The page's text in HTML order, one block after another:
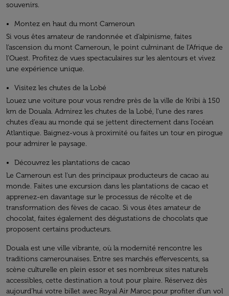
souvenirs.
Montez en haut du mont Cameroun
Si vous êtes amateur de randonnée et d’alpinisme, faites
l’ascension du mont Cameroun, le point culminant de l’Afrique de
l’Ouest. Profitez de vues spectaculaires sur les alentours et vivez
une expérience unique.
Visitez les chutes de la Lobé
Louez une voiture pour vous rendre près de la ville de Kribi à 150
km de Douala. Admirez les chutes de la Lobé, l’une des rares
chutes d’eau au monde qui se jettent directement dans l’océan
Atlantique. Baignez-vous à proximité ou faites un tour en pirogue
pour admirer le paysage.
Découvrez les plantations de cacao
Le Cameroun est l'un des principaux producteurs de cacao au
monde. Faites une excursion dans les plantations de cacao et
apprenez-en davantage sur le processus de récolte et de
transformation des fèves de cacao. Si vous êtes amateur de
chocolat, faites également des dégustations de chocolats que
proposent certains producteurs.
Douala est une ville vibrante, où la modernité rencontre les
traditions camerounaises. Entre ses marchés effervescents, sa
scène culturelle en plein essor et ses nombreux sites naturels
accessibles, cette destination a tout pour plaire. Réservez dès
aujourd’hui votre billet avec Royal Air Maroc pour profiter d’un vol